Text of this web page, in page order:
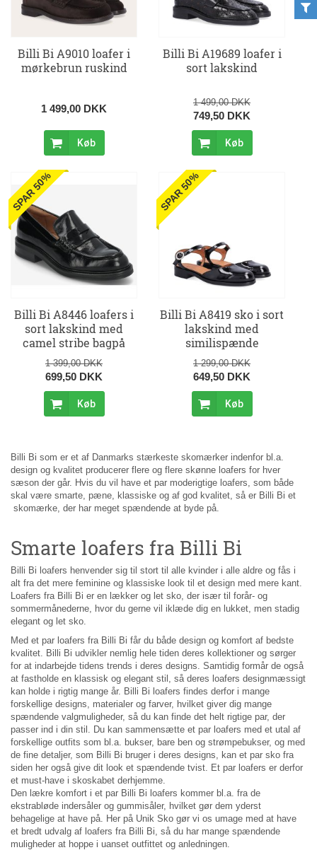
Billi Bi A9010 loafer i
mørkebrun ruskind
1 499,00 DKK
Køb
Billi Bi A19689 loafer i
sort lakskind
1 499,00 DKK
749,50 DKK
Køb
SPAR 50%
Billi Bi A8446 loafers i
sort lakskind med
camel stribe bagpå
1 399,00 DKK
699,50 DKK
Køb
SPAR 50%
Billi Bi A8419 sko i sort
lakskind med
similispænde
1 299,00 DKK
649,50 DKK
Køb
Billi Bi som er et af Danmarks stærkeste skomærker indenfor bl.a.
design og kvalitet producerer flere og flere skønne loafers for hver
sæson der går. Hvis du vil have et par moderigtige loafers, som både
skal være smarte, pæne, klassiske og af god kvalitet, så er Billi Bi et
skomærke, der har meget spændende at byde på.
Smarte loafers fra Billi Bi
Billi Bi loafers henvender sig til stort til alle kvinder i alle aldre og fås i
alt fra det mere feminine og klassiske look til et design med mere kant.
Loafers fra Billi Bi er en lækker og let sko, der især til forår- og
sommermånederne, hvor du gerne vil iklæde dig en lukket, men stadig
elegant og let sko.
Med et par loafers fra Billi Bi får du både design og komfort af bedste
kvalitet. Billi Bi udvikler nemlig hele tiden deres kollektioner og sørger
for at indarbejde tidens trends i deres designs. Samtidig formår de også
at fastholde en klassisk og elegant stil, så deres loafers designmæssigt
kan holde i rigtig mange år. Billi Bi loafers findes derfor i mange
forskellige designs, materialer og farver, hvilket giver dig mange
spændende valgmuligheder, så du kan finde det helt rigtige par, der
passer ind i din stil. Du kan sammensætte et par loafers med et utal af
forskellige outfits som bl.a. bukser, bare ben og strømpebukser, og med
de fine detaljer, som Billi Bi bruger i deres designs, kan et par sko fra
siden her også give dit look et spændende tvist. Et par loafers er derfor
et must-have i skoskabet derhjemme.
Den lækre komfort i et par Billi Bi loafers kommer bl.a. fra de
ekstrabløde indersåler og gummisåler, hvilket gør dem yderst
behagelige at have på. Her på Unik Sko gør vi os umage med at have
et bredt udvalg af loafers fra Billi Bi, så du har mange spændende
muligheder at hoppe i uanset outfittet og anledningen.